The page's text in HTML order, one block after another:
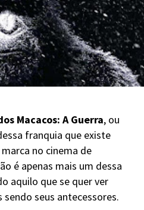
Macacos: A Guerra, ou
franquia que existe
no cinema de
é apenas mais um dessa
aquilo que se quer ver
seus antecessores.